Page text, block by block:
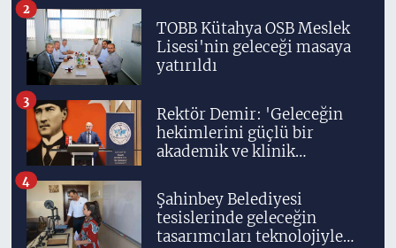
TOBB Kütahya OSB Meslek
Lisesi'nin geleceği masaya
yatırıldı
2
Rektör Demir: 'Geleceğin
hekimlerini güçlü bir
akademik ve klinik
3
Şahinbey Belediyesi
tesislerinde geleceğin
tasarımcıları teknolojiyle
4